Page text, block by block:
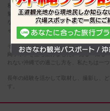
私たちは、多くのお客さまの沖縄旅行の
魅力は――海・緑・生き物・文化・歴史
ない魅力があります。また、一度も沖縄
ゃいます。
そこで、もっと沖縄を好きになってもら
縄ラボ」を立ち上げました。 見る・知る
れない沖縄での過ごし方を、私たちは一つ
長年の経験を活かして取材し、撮影し、
す。